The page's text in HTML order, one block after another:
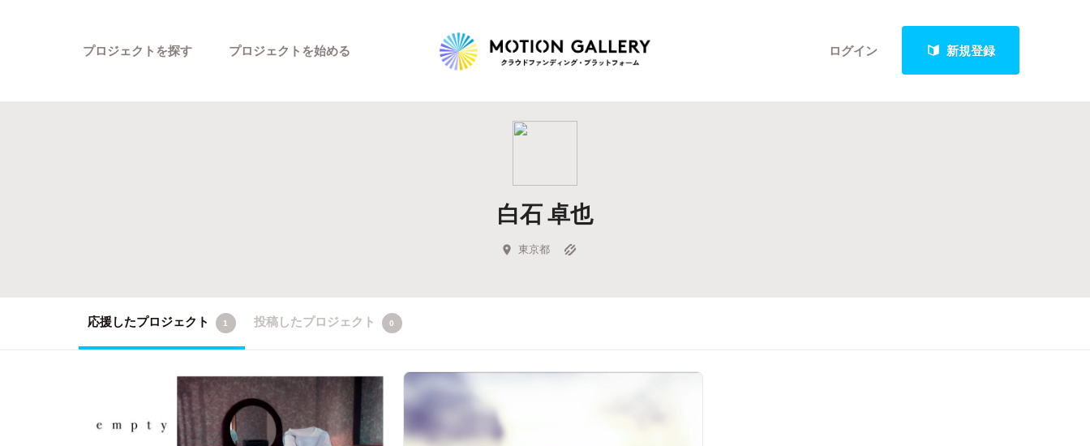
ログイン 新規登録
プロジェクトを探す
Highlight
Feature
キュレーターから探す
プロジェクトを始める
白石 卓也
東京都
応援したプロジェクト 1 投稿したプロジェクト 0